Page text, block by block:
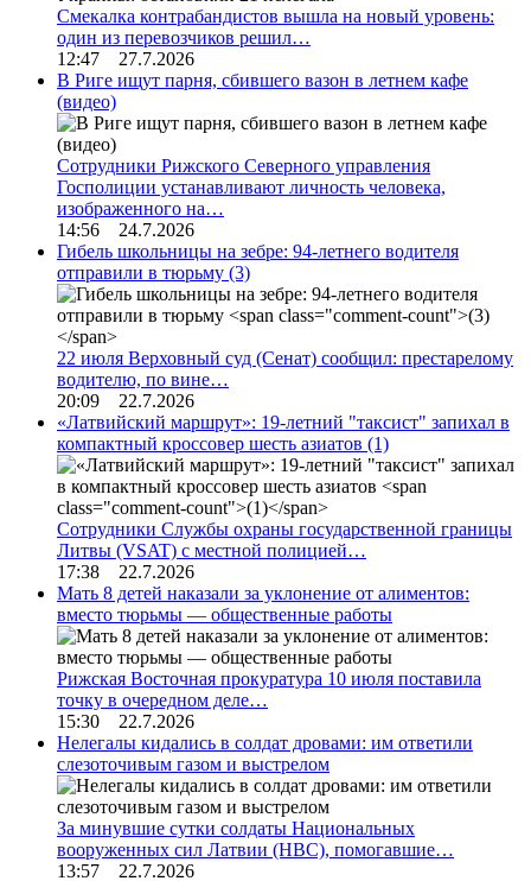
Смекалка контрабандистов вышла на новый уровень:
один из перевозчиков решил…
12:47 27.7.2026
В Риге ищут парня, сбившего вазон в летнем кафе
(видео)
Сотрудники Рижского Северного управления
Госполиции устанавливают личность человека,
изображенного на…
14:56 24.7.2026
Гибель школьницы на зебре: 94-летнего водителя
отправили в тюрьму (3)
22 июля Верховный суд (Сенат) сообщил: престарелому
водителю, по вине…
20:09 22.7.2026
«Латвийский маршрут»: 19-летний "таксист" запихал в
компактный кроссовер шесть азиатов (1)
Сотрудники Службы охраны государственной границы
Литвы (VSAT) с местной полицией…
17:38 22.7.2026
Мать 8 детей наказали за уклонение от алиментов:
вместо тюрьмы — общественные работы
Рижская Восточная прокуратура 10 июля поставила
точку в очередном деле…
15:30 22.7.2026
Нелегалы кидались в солдат дровами: им ответили
слезоточивым газом и выстрелом
За минувшие сутки солдаты Национальных
вооруженных сил Латвии (НВС), помогавшие…
13:57 22.7.2026